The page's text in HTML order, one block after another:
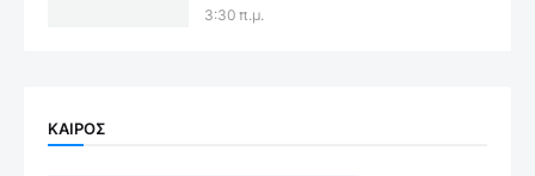
3:30 π.μ.
ΚΑΙΡΟΣ